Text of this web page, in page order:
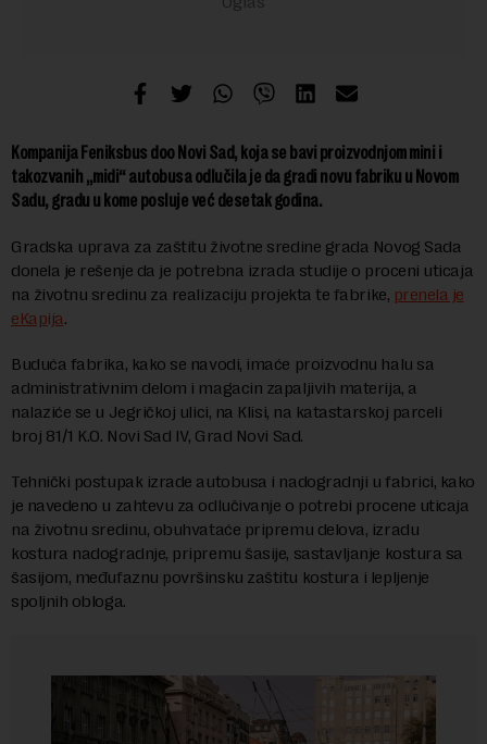
Kompanija Feniksbus doo Novi Sad, koja se bavi proizvodnjom mini i
takozvanih „midi“ autobusa odlučila je da gradi novu fabriku u Novom
Sadu, gradu u kome posluje već desetak godina.
Gradska uprava za zaštitu životne sredine grada Novog Sada
donela je rešenje da je potrebna izrada studije o proceni uticaja
na životnu sredinu za realizaciju projekta te fabrike, prenela je
eKapija.
Buduća fabrika, kako se navodi, imaće proizvodnu halu sa
administrativnim delom i magacin zapaljivih materija, a
nalaziće se u Jegričkoj ulici, na Klisi, na katastarskoj parceli
broj 81/1 K.O. Novi Sad IV, Grad Novi Sad.
Tehnički postupak izrade autobusa i nadogradnji u fabrici, kako
je navedeno u zahtevu za odlučivanje o potrebi procene uticaja
na životnu sredinu, obuhvataće pripremu delova, izradu
kostura nadogradnje, pripremu šasije, sastavljanje kostura sa
šasijom, međufaznu površinsku zaštitu kostura i lepljenje
spoljnih obloga.